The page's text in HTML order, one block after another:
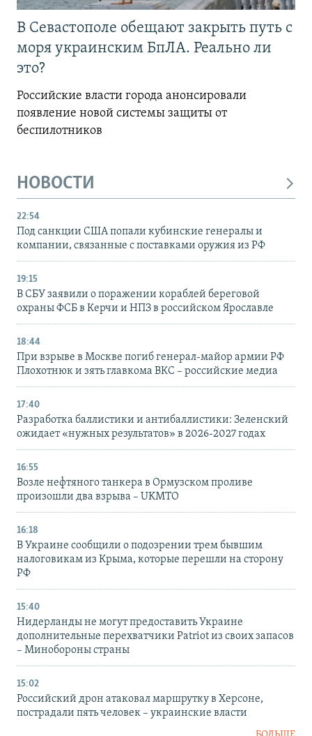
В Севастополе обещают закрыть путь с
моря украинским БпЛА. Реально ли
это?
Российские власти города анонсировали
появление новой системы защиты от
беспилотников
НОВОСТИ
22:54
Под санкции США попали кубинские генералы и
компании, связанные с поставками оружия из РФ
19:15
В СБУ заявили о поражении кораблей береговой
охраны ФСБ в Керчи и НПЗ в российском Ярославле
18:44
При взрыве в Москве погиб генерал-майор армии РФ
Плохотнюк и зять главкома ВКС – российские медиа
17:40
Разработка баллистики и антибаллистики: Зеленский
ожидает «нужных результатов» в 2026-2027 годах
16:55
Возле нефтяного танкера в Ормузском проливе
произошли два взрыва – UKMTO
16:18
В Украине сообщили о подозрении трем бывшим
налоговикам из Крыма, которые перешли на сторону
РФ
15:40
Нидерланды не могут предоставить Украине
дополнительные перехватчики Patriot из своих запасов
– Минобороны страны
15:02
Российский дрон атаковал маршрутку в Херсоне,
пострадали пять человек – украинские власти